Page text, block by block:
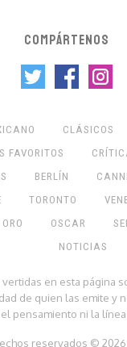
COMPÁRTENOS
CLÁSICOS
FAVORITOS
BERLÍN
TORONTO
OSCAR
NOTICIAS
en esta página
de quien las emite y
pensamiento ni la
reservados ©